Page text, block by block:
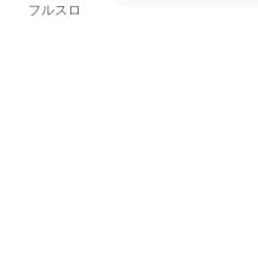
フルスロ